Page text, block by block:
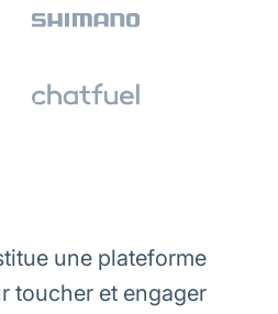
une plateforme
toucher et engager